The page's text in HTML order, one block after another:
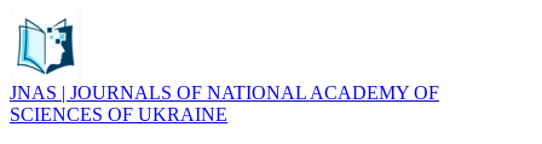
JNAS | JOURNALS OF NATIONAL ACADEMY OF
SCIENCES OF UKRAINE